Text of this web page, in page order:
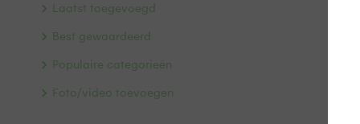
Laatst toegevoegd
Best gewaardeerd
Populaire categorieën
Foto/video toevoegen